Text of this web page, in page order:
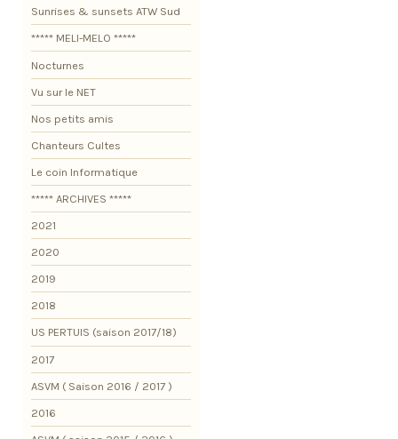
Sunrises & sunsets ATW Sud
***** MELI-MELO *****
Nocturnes
Vu sur le NET
Nos petits amis
Chanteurs Cultes
Le coin Informatique
***** ARCHIVES *****
2021
2020
2019
2018
US PERTUIS (saison 2017/18)
2017
ASVM ( Saison 2016 / 2017 )
2016